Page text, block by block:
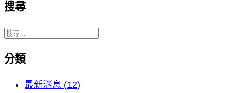
搜尋
分類
最新消息 (12)